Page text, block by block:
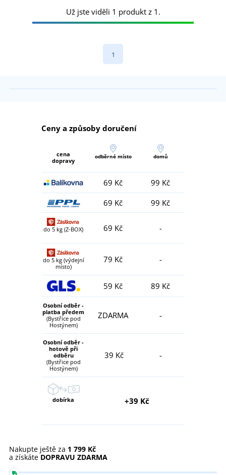
Už jste viděli 1 produkt z 1.
1
Ceny a způsoby doručení
cena
dopravy
odběrné místo domů
69 Kč
99 Kč
69 Kč
99 Kč
do 5 kg (Z-BOX) 69 Kč -
do 5 kg (výdejní
místo)
79 Kč -
59 Kč 89 Kč
Osobní odběr -
platba předem
(Bystřice pod
Hostýnem)
ZDARMA -
Osobní odběr -
hotově při
odběru
(Bystřice pod
Hostýnem)
39 Kč -
dobírka +39 Kč
Nakupte ještě za 1 799 Kč
a získáte DOPRAVU ZDARMA